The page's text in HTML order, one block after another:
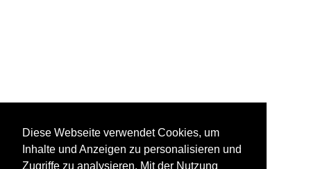
Diese Webseite verwendet Cookies, um
Inhalte und Anzeigen zu personalisieren und
Zugriffe zu analysieren. Mit der Nutzung